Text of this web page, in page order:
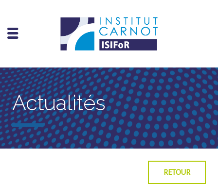
Actualités
RETOUR